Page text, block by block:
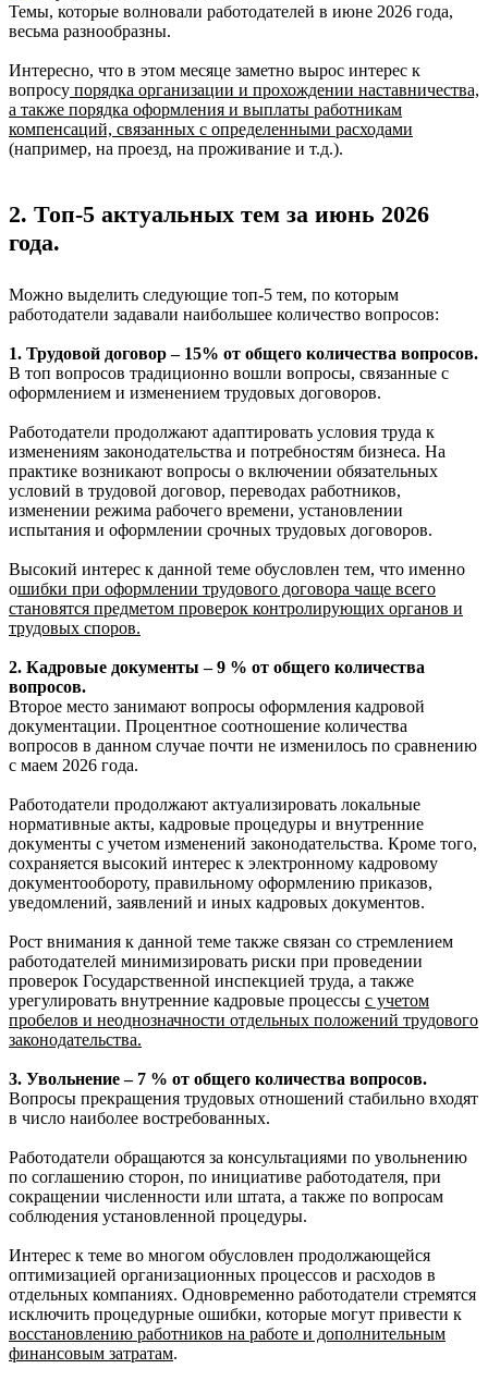
Темы, которые волновали работодателей в июне 2026 года,
весьма разнообразны.
Интересно, что в этом месяце заметно вырос интерес к
вопросу порядка организации и прохождении наставничества,
а также порядка оформления и выплаты работникам
компенсаций, связанных с определенными расходами
(например, на проезд, на проживание и т.д.).
2. Топ-5 актуальных тем за июнь 2026
года.
Можно выделить следующие топ-5 тем, по которым
работодатели задавали наибольшее количество вопросов:
1. Трудовой договор – 15% от общего количества вопросов.
В топ вопросов традиционно вошли вопросы, связанные с
оформлением и изменением трудовых договоров.
Работодатели продолжают адаптировать условия труда к
изменениям законодательства и потребностям бизнеса. На
практике возникают вопросы о включении обязательных
условий в трудовой договор, переводах работников,
изменении режима рабочего времени, установлении
испытания и оформлении срочных трудовых договоров.
Высокий интерес к данной теме обусловлен тем, что именно
ошибки при оформлении трудового договора чаще всего
становятся предметом проверок контролирующих органов и
трудовых споров.
2. Кадровые документы – 9 % от общего количества
вопросов.
Второе место занимают вопросы оформления кадровой
документации. Процентное соотношение количества
вопросов в данном случае почти не изменилось по сравнению
с маем 2026 года.
Работодатели продолжают актуализировать локальные
нормативные акты, кадровые процедуры и внутренние
документы с учетом изменений законодательства. Кроме того,
сохраняется высокий интерес к электронному кадровому
документообороту, правильному оформлению приказов,
уведомлений, заявлений и иных кадровых документов.
Рост внимания к данной теме также связан со стремлением
работодателей минимизировать риски при проведении
проверок Государственной инспекцией труда, а также
урегулировать внутренние кадровые процессы с учетом
пробелов и неоднозначности отдельных положений трудового
законодательства.
3. Увольнение – 7 % от общего количества вопросов.
Вопросы прекращения трудовых отношений стабильно входят
в число наиболее востребованных.
Работодатели обращаются за консультациями по увольнению
по соглашению сторон, по инициативе работодателя, при
сокращении численности или штата, а также по вопросам
соблюдения установленной процедуры.
Интерес к теме во многом обусловлен продолжающейся
оптимизацией организационных процессов и расходов в
отдельных компаниях. Одновременно работодатели стремятся
исключить процедурные ошибки, которые могут привести к
восстановлению работников на работе и дополнительным
финансовым затратам.